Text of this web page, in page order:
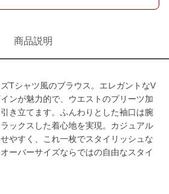
商品説明
Tシャツ風のブラウス。エレガントなV
ンが魅力的で、ウエストのプリーツ加
き立てます。ふんわりとした袖口は腕
ックスした着心地を実現。カジュアル
やすく、これ一枚でスタイリッシュな
ーバーサイズならではの自由なスタイ